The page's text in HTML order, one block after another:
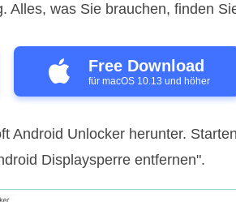
Alles, was Sie brauchen, finden
Free Download
für macOS 10.13 und höher
Android Unlocker herunter.
Displaysperre entfernen".